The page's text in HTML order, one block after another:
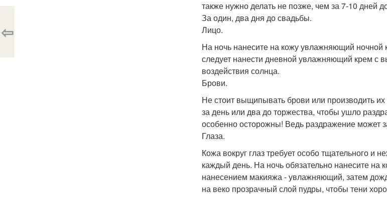
также нужно делать не позже, чем за 7-10 дней
За один, два дня до свадьбы.
Лицо.
На ночь нанесите на кожу увлажняющий ночной
следует нанести дневной увлажняющий крем с
воздействия солнца.
Брови.
Не стоит выщипывать брови или производить
за день или два до торжества, чтобы ушло
особенно осторожны! Ведь раздражение может
Глаза.
Кожа вокруг глаз требует особо тщательного и
каждый день. На ночь обязательно нанесите на
нанесением макияжа - увлажняющий, затем
на веко прозрачный слой пудры, чтобы тени
⇦